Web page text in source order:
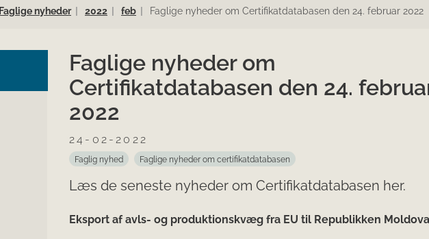
Faglige nyheder 2022 feb Faglige nyheder om Certifikatdatabasen den 24. februar 2022
Faglige nyheder om
Certifikatdatabasen den 24.
2022
24-02-2022
Faglig nyhed Faglige nyheder om certifikatdatabasen
Læs de seneste nyheder om Certifikatdatabasen her.
Eksport af avls- og produktionskvæg fra EU til Republikken Moldova